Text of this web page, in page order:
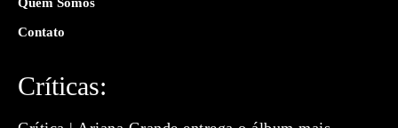
Quem Somos
Contato
Críticas: